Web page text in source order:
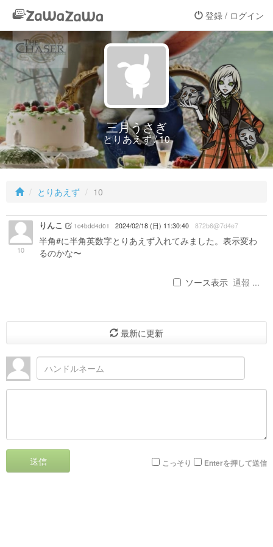
登録 / ログイン
三月うさぎ
とりあえず / 10
とりあえず 10
10
りんこ 1c4bdd4d01 2024/02/18 (日) 11:30:40 872b6@7d4e7
半角#に半角英数字とりあえず入れてみました。表示変わ
るのかな〜
ソース表示 通報 ...
最新に更新
送信 こっそり Enterを押して送信